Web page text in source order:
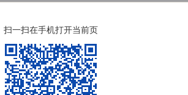
扫一扫在手机打开当前页